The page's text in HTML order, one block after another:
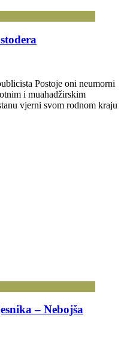
Postoje oni neumorni
i muahadžirskim
vjerni svom rodnom kraju
– Nebojša